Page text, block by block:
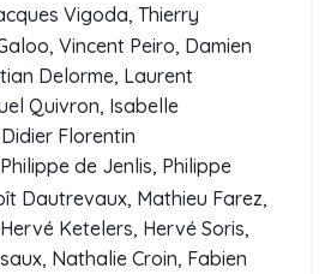
Vigoda, Thierry
Vincent Peiro, Damien
Delorme, Laurent
Quivron, Isabelle
Florentin
de Jenlis, Philippe
Dautrevaux, Mathieu Farez,
Ketelers, Hervé Soris,
Nathalie Croin, Fabien